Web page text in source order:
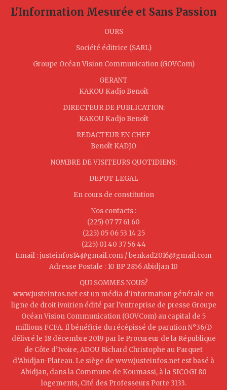
L'Information Mesurée et Sans Passion
OURS
Société éditrice (SARL)
Groupe Océan Vision Communication (GOVCom)
GERANT
KAKOU Kadjo Benoît
DIRECTEUR DE PUBLICATION:
KAKOU Kadjo Benoît
REDACTEUR EN CHEF
Benoît KADJO
NOMBRE DE VISITEURS QUOTIDIENS:
DEPOT LEGAL
En cours de constitution
Nos contacts :
(225) 07 77 61 60
(225) 05 06 53 14 25
(225) 01 40 37 56 44
Email : justeinfos14@gmail.com / benkad2016@gmail.com
Adresse Postale : 10 BP 2856 Abidjan 10
QUI SOMMES NOUS?
www.justeinfos.net est un média d'information générale en
ligne de droit ivoirien édité par l’entreprise de presse Groupe
Océan Vision Communication (GOVCom) au capital de 5
millions FCFA. Il bénéficie du récépissé de parution N°36/D
délivré le 18 décembre 2019 par le Procureur de la République
de Côte d’Ivoire, ADOU Richard Christophe au Parquet
d’Abidjan-Plateau. Le siège de www.justeinfos.net est basé à
Abidjan, dans la Commune de Koumassi, à la SICOGI 80
logements, Cité des Professeurs Porte 3133.